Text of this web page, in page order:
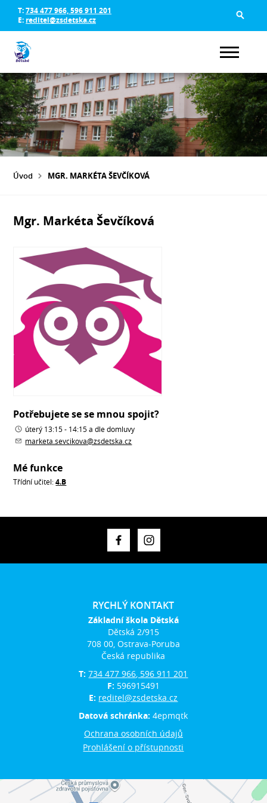
T:734 477 966, 596 911 201
E: reditel@zsdetska.cz
Úvod MGR. MARKÉTA ŠEVČÍKOVÁ
Mgr. Markéta Ševčíková
Potřebujete se se mnou spojit?
úterý 13:15 - 14:15 a dle domluvy
marketa.sevcikova@zsdetska.cz
Mé funkce
Třídní učitel:4.B
RYCHLÝ KONTAKT
Základní škola Dětská
Dětská 2/915
708 00, Ostrava-Poruba
Česká republika
T:734 477 966, 596 911 201
F: 596915491
E: reditel@zsdetska.cz
Datová schránka:4epmqtk
Ochrana osobních údajů
Prohlášení o přístupnosti